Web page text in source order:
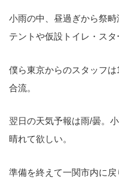
小雨の中、昼過ぎから祭
テントや仮設トイレ・スタ
僕ら東京からのスタッフ
合流。
翌日の天気予報は雨/曇。
晴れて欲しい。
準備を終えて一関市内に